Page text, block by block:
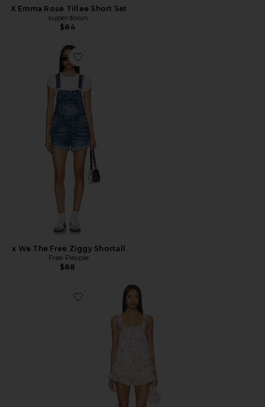
X Emma Rose Tillee Short Set
superdown
$84
Favorite x We The Free Ziggy Shortall
x We The Free Ziggy Shortall
Free People
$88
Favorite Layla Set